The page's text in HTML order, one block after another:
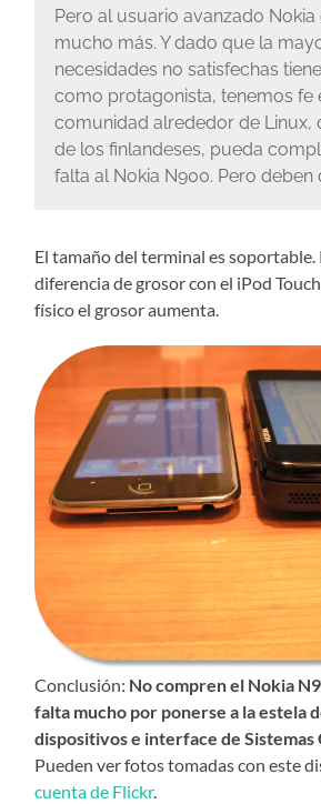
Pero al usuario avanzado
mucho más. Y dado que la
necesidades no satisfechas
como protagonista, tenemos fe
comunidad alrededor de Linux,
de los finlandeses, pueda
falta al Nokia N900. Pero deben
El tamaño del terminal es soportable.
diferencia de grosor con el iPod
físico el grosor aumenta.
Conclusión: No compren el Nokia
falta mucho por ponerse a la estela
dispositivos e interface de
Pueden ver fotos tomadas con este
cuenta de Flickr.